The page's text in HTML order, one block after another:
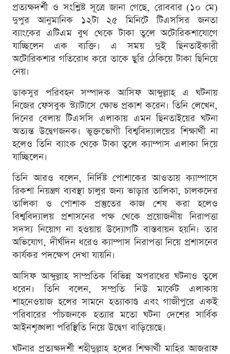
প্রত্যক্ষদর্শী ও সংশ্লিষ্ট সূত্রে জানা গেছে, রোববার (১০ মে)
দুপুর আনুমানিক ১২টা ২৫ মিনিটে টিএসসির জনতা
ব্যাংকের এটিএম বুথ থেকে টাকা তুলে অটোরিকশাযোগে
যাচ্ছিলেন এক ব্যক্তি। এ সময় দুই ছিনতাইকারী
অটোরিকশার গতিরোধ করে তাকে ছুরি ঠেকিয়ে টাকা ছিনিয়ে
নেয়।
ডাকসুর পরিবহন সম্পাদক আসিফ আব্দুল্লাহ এ ঘটনায়
নিজের ফেসবুক স্ট্যাটাসে ক্ষোভ প্রকাশ করেন। তিনি লেখেন,
দিনের বেলায় টিএসসি এলাকায় এমন ছিনতাইয়ের ঘটনা
অত্যন্ত উদ্বেগজনক। ভুক্তভোগী বিশ্ববিদ্যালয়ের শিক্ষার্থী না
হলেও তিনি ব্যাংক থেকে টাকা তুলে ক্যাম্পাস এলাকা দিয়ে
যাচ্ছিলেন।
তিনি আরও বলেন, নির্দিষ্ট পোশাকের আওতায় ক্যাম্পাসে
রিকশা নিয়ন্ত্রণ ব্যবস্থা চালুর জন্য ভাড়ার তালিকা, চালকদের
তালিকা ও পোশাক প্রস্তুতের কাজ শেষ করা হলেও
বিশ্ববিদ্যালয় প্রশাসনের পক্ষ থেকে প্রয়োজনীয় নিরাপত্তা
সদস্য নিয়োগ না হওয়ায় উদ্যোগটি বাস্তবায়ন হয়নি। তার
অভিযোগ, দীর্ঘদিন ধরেও ক্যাম্পাস নিরাপত্তা নিয়ে প্রশাসনের
কার্যকর পদক্ষেপ দেখা যায়নি।
আসিফ আব্দুল্লাহ সাম্প্রতিক বিভিন্ন অপরাধের ঘটনাও তুলে
ধরেন। তিনি বলেন, সম্প্রতি নিউ মার্কেট এলাকায়
শাহনেওয়াজ হলের সামনে হত্যাকাণ্ড এবং গাজীপুরে একই
পরিবারের পাঁচজনকে হত্যার মতো ঘটনা দেশের সার্বিক
আইনশৃঙ্খলা পরিস্থিতি নিয়ে উদ্বেগ বাড়িয়েছে।
ঘটনার প্রত্যক্ষদর্শী শহীদুল্লাহ হলের শিক্ষার্থী মাহির আজরাফ